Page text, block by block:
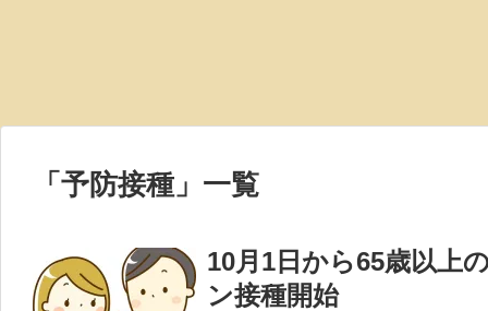
「 予防接種 」 一覧
10月1日から65歳以上
ン接種開始